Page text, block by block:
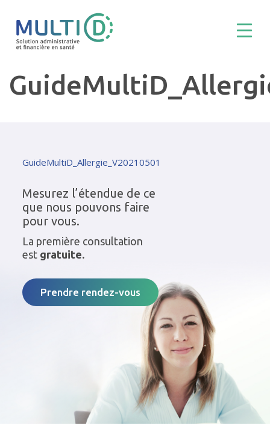
GuideMultiD_Allergie_V20210501
Mesurez l’étendue de ce
que nous pouvons faire
pour vous.
La première consultation
est gratuite.
Prendre rendez-vous